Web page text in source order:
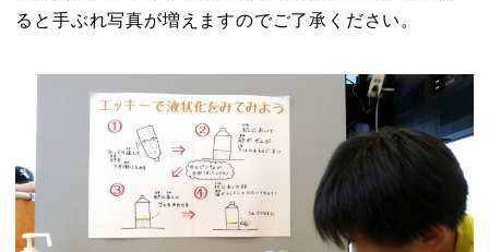
ると手ぶれ写真が増えますのでご了承ください。